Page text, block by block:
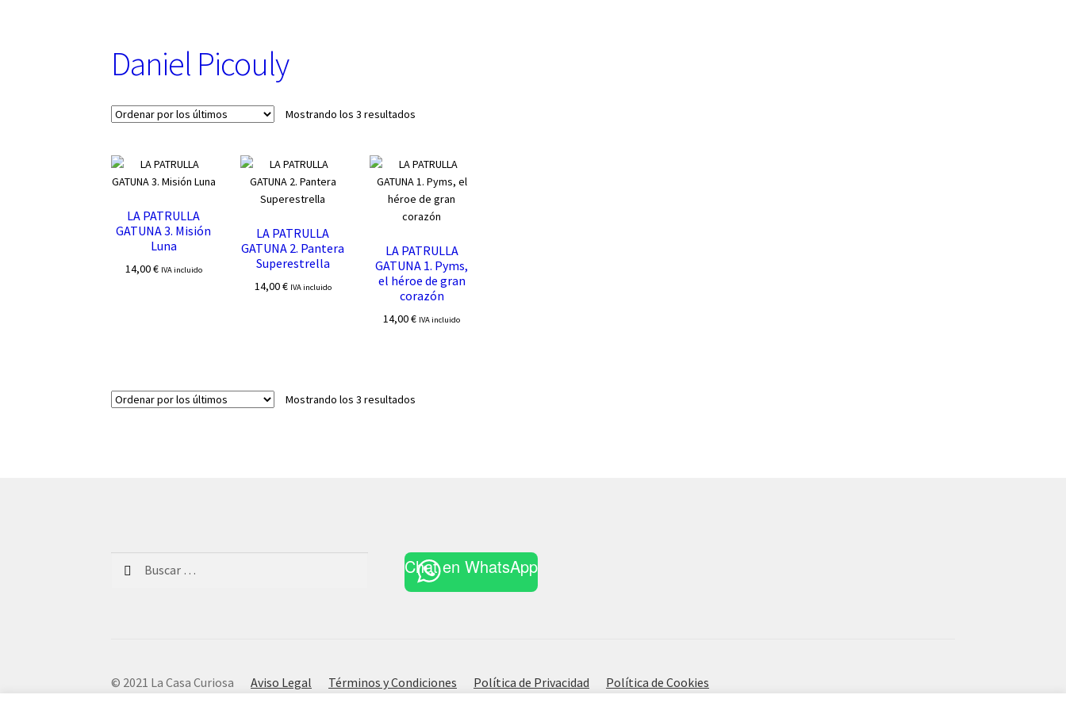
c
a
e
r
í
Daniel Picouly
Mostrando los 3 resultados
últimos
LA PATRULLA
GATUNA 3. Misión
Luna
14,00€ IVA incluido
LA PATRULLA
GATUNA 2. Pantera
Superestrella
14,00€ IVA incluido
LA PATRULLA
GATUNA 1. Pyms,
el héroe de gran
corazón
14,00€ IVA incluido
Mostrando los 3 resultados
Chat en WhatsApp
© 2021 La Casa CuriosaAviso Legal Términos y Condiciones Política de Privacidad Política de Cookies